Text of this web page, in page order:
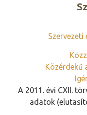
Szervezeti
Közérdekű
A 2011. évi CXII.
adatok